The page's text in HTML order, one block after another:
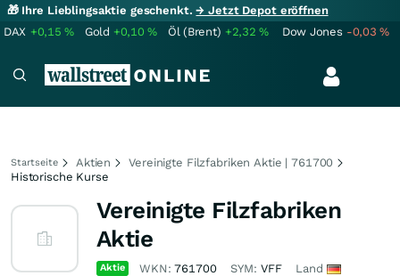
🎁 Ihre Lieblingsaktie geschenkt.→ Jetzt Depot eröffnen
DAX +0,15% Gold +0,10% Öl (Brent) +2,32% Dow Jones -0,03%
Startseite Aktien
Vereinigte Filzfabriken Aktie | 761700
Historische Kurse
Vereinigte Filzfabriken
Aktie
Aktie WKN:761700 SYM: VFF Land